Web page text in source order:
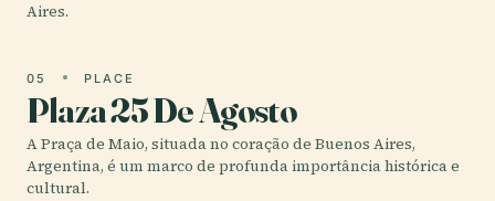
Aires.
05 PLACE
Plaza 25 De Agosto
A Praça de Maio, situada no coração de Buenos Aires,
Argentina, é um marco de profunda importância histórica e
cultural.